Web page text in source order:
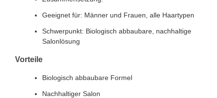
Geeignet für: Männer und Frauen, alle Haartypen
Schwerpunkt: Biologisch abbaubare, nachhaltige
Salonlösung
Vorteile
Biologisch abbaubare Formel
Nachhaltiger Salon